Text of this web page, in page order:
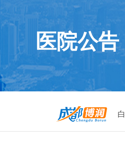
医院公告